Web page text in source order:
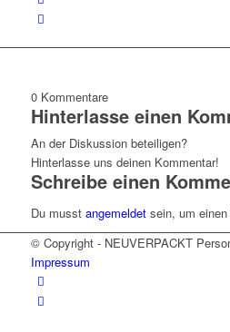
0 Kommentare
Hinterlasse einen
An der Diskussion beteiligen?
Hinterlasse uns deinen Kommentar!
Schreibe einen
Du musst angemeldetsein, um einen
© Copyright - NEUVERPACKT
Impressum